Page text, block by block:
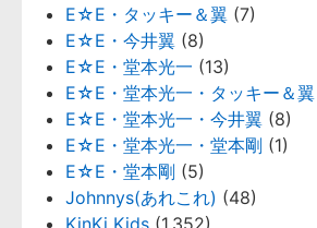
E☆E・タッキー＆翼 (7)
E☆E・今井翼 (8)
E☆E・堂本光一 (13)
E☆E・堂本光一・タッキー＆翼
E☆E・堂本光一・今井翼 (8)
E☆E・堂本光一・堂本剛 (1)
E☆E・堂本剛 (5)
Johnnys(あれこれ) (48)
KinKi Kids (1,352)